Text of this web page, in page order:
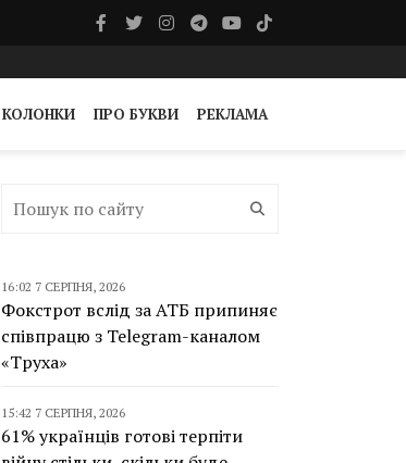
КОЛОНКИ ПРО БУКВИ РЕКЛАМА
16:02 7 СЕРПНЯ, 2026
Фокстрот вслід за АТБ припиняє
співпрацю з Telegram-каналом
«Труха»
15:42 7 СЕРПНЯ, 2026
61% українців готові терпіти